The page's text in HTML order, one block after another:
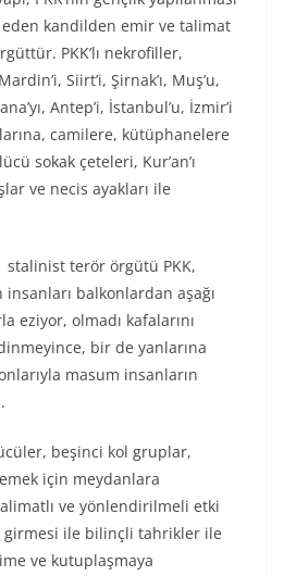
eden kandilden emir ve talimat
PKK’lı nekrofiller,
Siirt’i, Şirnak’ı, Muş’u,
Antep’i, İstanbul’u, İzmir’i
camilere, kütüphanelere
sokak çeteleri, Kur’an’ı
ve necis ayakları ile
stalinist terör örgütü PKK,
balkonlardan aşağı
eziyor, olmadı kafalarını
bir de yanlarına
masum insanların
beşinci kol gruplar,
için meydanlara
ve yönlendirilmeli etki
girmesi ile bilinçli tahrikler ile
ve kutuplaşmaya